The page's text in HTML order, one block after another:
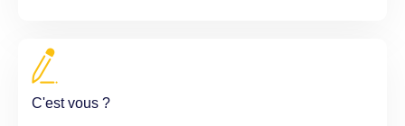
C'est vous ?